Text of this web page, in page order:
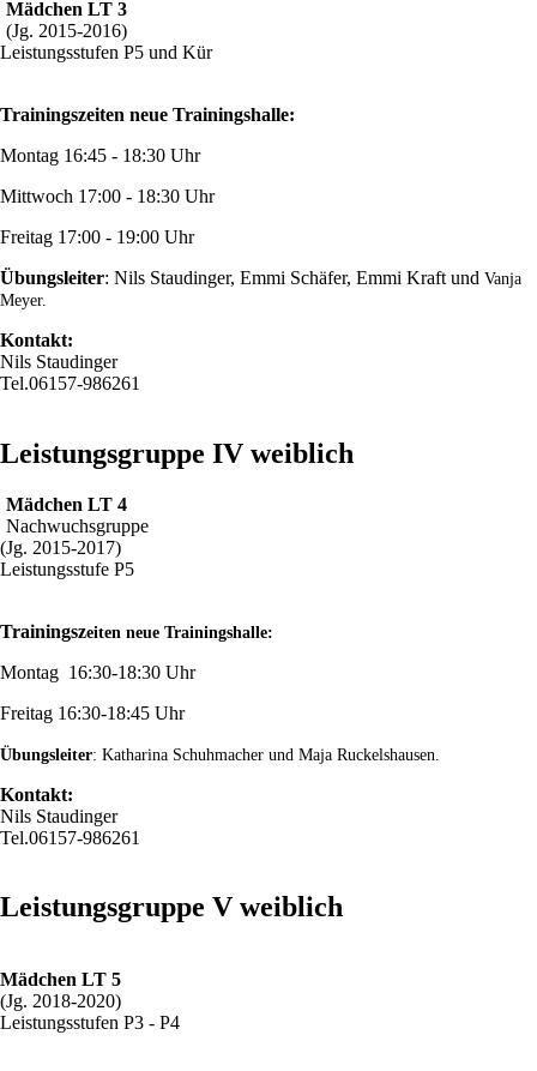
Mädchen LT 3
(Jg. 2015-2016)
Leistungsstufen P5 und Kür
Trainingszeiten neue Trainingshalle:
Montag 16:45 - 18:30 Uhr
Mittwoch 17:00 - 18:30 Uhr
Freitag 17:00 - 19:00 Uhr
Übungsleiter: Nils Staudinger, Emmi Schäfer, Emmi Kraft und Vanja
Meyer.
Kontakt:
Nils Staudinger
Tel.06157-986261
Leistungsgruppe IV weiblich
Mädchen LT 4
Nachwuchsgruppe
(Jg. 2015-2017)
Leistungsstufe P5
Trainingszeiten neue Trainingshalle:
Montag 16:30-18:30 Uhr
Freitag 16:30-18:45 Uhr
Übungsleiter: Katharina Schuhmacher und Maja Ruckelshausen.
Kontakt:
Nils Staudinger
Tel.06157-986261
Leistungsgruppe V weiblich
Mädchen LT 5
(Jg. 2018-2020)
Leistungsstufen P3 - P4